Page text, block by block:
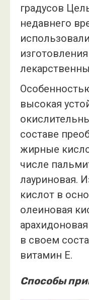
градусов
недавнего
высокая
составе
жирные
числе
лауриновая.
кислот в
олеиновая
в своем
витамин Е.
Способы